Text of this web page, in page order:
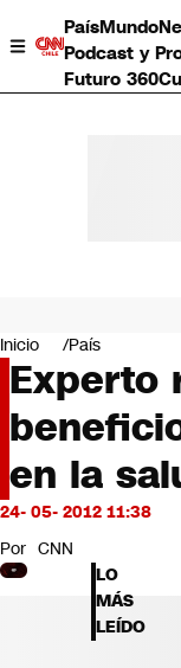
PaísMundo
Podcast y
Futuro 360
Negocios
Deportes
Programas
Cultura
Servicios
Bits
CNN tiempo
Futuro 360
Opinión
Inicio País
Experto
en la
24- 05- 2012 11:38
Por CNN
LO
MÁS
LEÍDO